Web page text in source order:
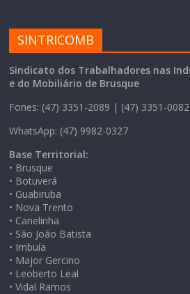
SINTRICOMB
Sindicato dos Trabalhadores nas
e do Mobiliário de Brusque
Fones: (47) 3351-2089 | (47) 3351-0082
WhatsApp: (47) 9982-0327
Base Territorial:
• Brusque
• Botuverá
• Guabiruba
• Nova Trento
• Canelinha
• São João Batista
• Imbuía
• Major Gercino
• Leoberto Leal
• Vidal Ramos